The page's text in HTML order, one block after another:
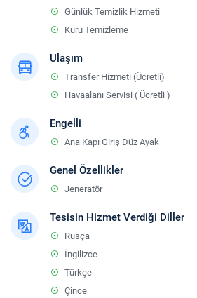
Günlük Temizlik Hizmeti
Kuru Temizleme
Ulaşım
Transfer Hizmeti (Ücretli)
Havaalanı Servisi ( Ücretli )
Engelli
Ana Kapı Giriş Düz Ayak
Genel Özellikler
Jeneratör
Tesisin Hizmet Verdiği Diller
Rusça
İngilizce
Türkçe
Çince